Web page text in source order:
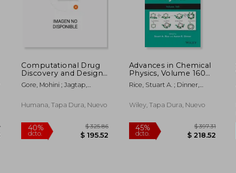
45% 40%
Computational Drug
Discovery and Design
(en Inglés)
Gore, Mohini ; Jagtap,
Humana, Tapa Dura, Nuevo
Advances in Chemical
Physics, Volume 160
(en Inglés)
Rice, Stuart A. ; Dinner,
Wiley, Tapa Dura, Nuevo